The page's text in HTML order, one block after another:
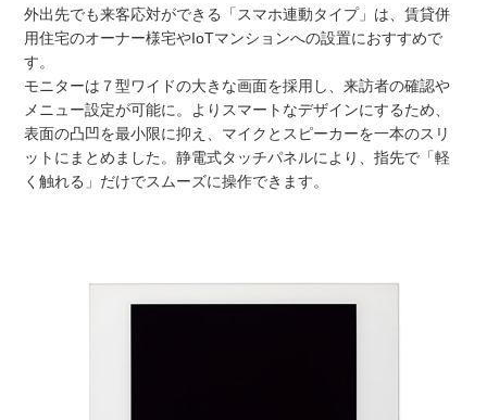
外出先でも来客応対ができる「スマホ連動タイプ」は、賃貸併
用住宅のオーナー様宅やIoTマンションへの設置におすすめで
す。
モニターは７型ワイドの大きな画面を採用し、来訪者の確認や
メニュー設定が可能に。よりスマートなデザインにするため、
表面の凸凹を最小限に抑え、マイクとスピーカーを一本のスリ
ットにまとめました。静電式タッチパネルにより、指先で「軽
く触れる」だけでスムーズに操作できます。